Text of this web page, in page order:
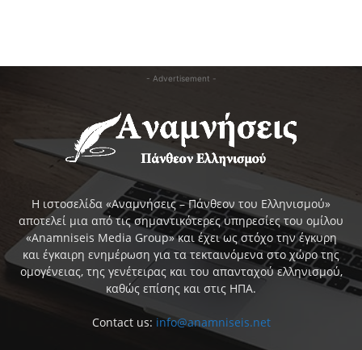
- Advertisement -
Η ιστοσελίδα «Αναμνήσεις – Πάνθεον του Ελληνισμού»
αποτελεί μια από τις σημαντικότερες υπηρεσίες του ομίλου
«Anamniseis Media Group» και έχει ως στόχο την έγκυρη
και έγκαιρη ενημέρωση για τα τεκταινόμενα στο χώρο της
ομογένειας, της γενέτειρας και του απανταχού ελληνισμού,
καθώς επίσης και στις ΗΠΑ.
Contact us: info@anamniseis.net